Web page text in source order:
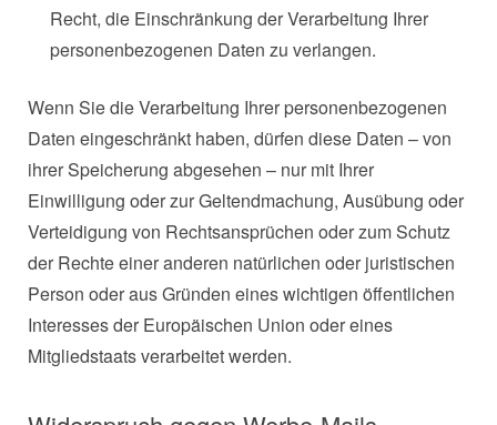
Recht, die Einschränkung der Verarbeitung Ihrer
personenbezogenen Daten zu verlangen.
Wenn Sie die Verarbeitung Ihrer personenbezogenen
Daten eingeschränkt haben, dürfen diese Daten – von
ihrer Speicherung abgesehen – nur mit Ihrer
Einwilligung oder zur Geltendmachung, Ausübung oder
Verteidigung von Rechtsansprüchen oder zum Schutz
der Rechte einer anderen natürlichen oder juristischen
Person oder aus Gründen eines wichtigen öffentlichen
Interesses der Europäischen Union oder eines
Mitgliedstaats verarbeitet werden.